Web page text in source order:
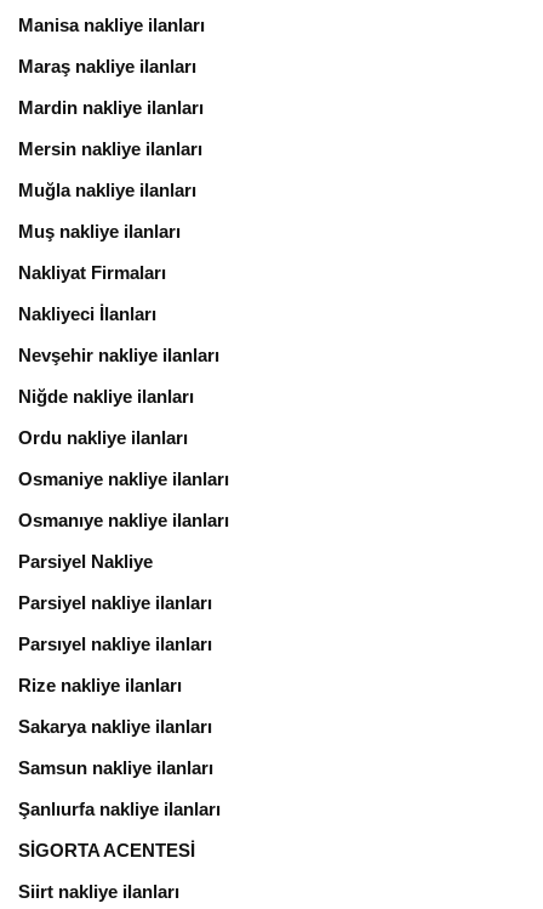
Manisa nakliye ilanları
Maraş nakliye ilanları
Mardin nakliye ilanları
Mersin nakliye ilanları
Muğla nakliye ilanları
Muş nakliye ilanları
Nakliyat Firmaları
Nakliyeci İlanları
Nevşehir nakliye ilanları
Niğde nakliye ilanları
Ordu nakliye ilanları
Osmaniye nakliye ilanları
Osmanıye nakliye ilanları
Parsiyel Nakliye
Parsiyel nakliye ilanları
Parsıyel nakliye ilanları
Rize nakliye ilanları
Sakarya nakliye ilanları
Samsun nakliye ilanları
Şanlıurfa nakliye ilanları
SİGORTA ACENTESİ
Siirt nakliye ilanları